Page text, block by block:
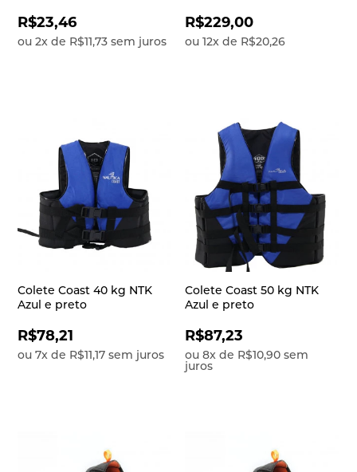
R$23,46
ou2x de R$11,73 sem juros
para notebook Pathos
Preto e cinza
R$229,00
ou 12xde R$20,26
Colete Coast 40 kg NTK
Azul e preto
R$78,21
ou7x de R$11,17 sem juros
Colete Coast 50 kg NTK
Azul e preto
R$87,23
ou 8xde R$10,90sem
juros